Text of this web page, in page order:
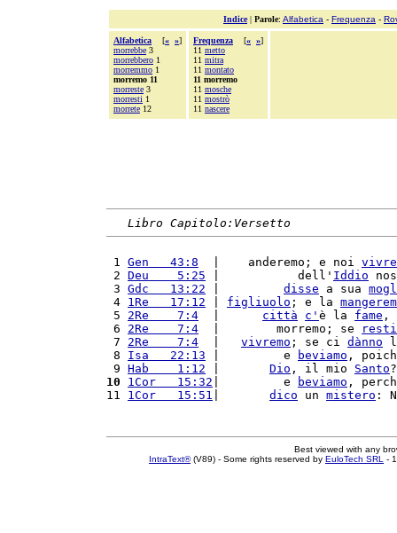
Indice| Parole: Alfabetica - Frequenza -
Alfabetica [« »]
morrebbe 3
morrebbero 1
morremmo 1
morremo 11
morreste 3
morresti 1
morrete 12
Frequenza [« »]
11 metto
11 mitra
11 montato
11 morremo
11 mosche
11 mostrò
11 nascere
Libro Capitolo:Versetto
1 Gen   43:8
  |    anderemo; e noi
2 Deu    5:25 |           dell' Iddio
3 Gdc   13:22 disse a sua
4 1Re   17:12 figliuolo ; e la
5 2Re    7:4 città c' è la fame ,
6 2Re    7:4
  |        morremo; se
7 2Re    7:4 vivremo ; se ci dànno
8 Isa   22:13 |         e beviamo ,
9 Hab    1:12 Dio , il mio Santo
10
1Cor   15:32 |         e beviamo ,
11 1Cor   15:51 dico un mistero :
Best viewed with any
IntraText®(V89) - Some rights reserved by EuloTech SRL -